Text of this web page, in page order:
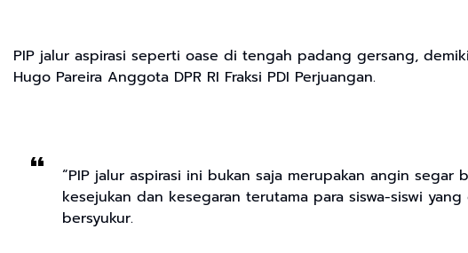
PIP jalur aspirasi seperti oase di tengah padang gersang,
Hugo Pareira Anggota DPR RI Fraksi PDI Perjuangan.
“PIP jalur aspirasi ini bukan saja merupakan angin
kesejukan dan kesegaran terutama para siswa-siswi
bersyukur.